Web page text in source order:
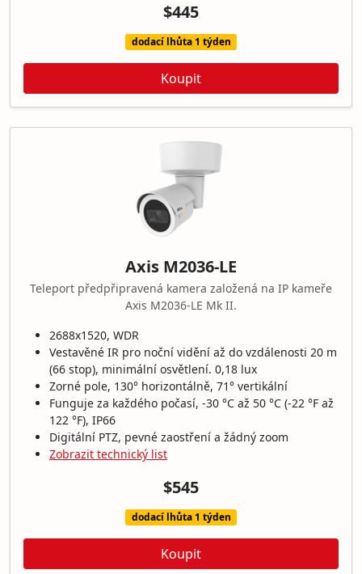
$445
dodací lhůta 1 týden
Koupit
Axis M2036-LE
Teleport předpřipravená kamera založená na IP kameře
Axis M2036-LE Mk II.
2688x1520, WDR
Vestavěné IR pro noční vidění až do vzdálenosti 20 m
(66 stop), minimální osvětlení. 0,18 lux
Zorné pole, 130° horizontálně, 71° vertikální
Funguje za každého počasí, -30 °C až 50 °C (-22 °F až
122 °F), IP66
Digitální PTZ, pevné zaostření a žádný zoom
Zobrazit technický list
$545
dodací lhůta 1 týden
Koupit